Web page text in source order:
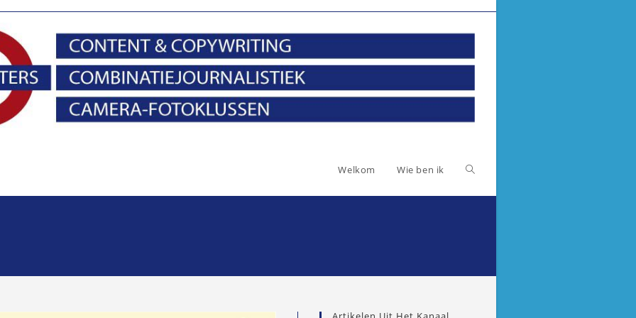
Welkom Wie ben ik Toggle
zoeken